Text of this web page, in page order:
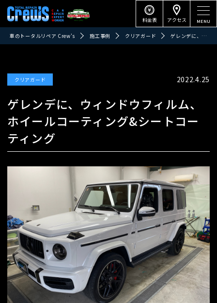
料金表 アクセス
車のトータルリペア Crew's 施工事例 クリアガード ゲレンデに、ウィンドウフィルム、ホイールコーティング&シートコーティング
クリアガード 2022.4.25
ゲレンデに、ウィンドウフィルム、
ホイールコーティング&シートコー
ティング